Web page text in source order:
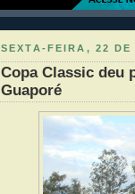
SEXTA-FEIRA, 22 DE
Copa Classic deu
Guaporé